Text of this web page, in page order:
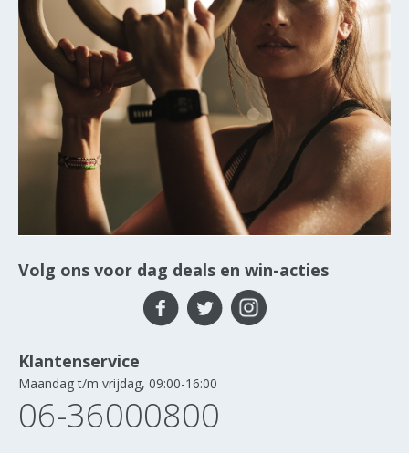
Volg ons voor dag deals en win-acties
Klantenservice
Maandag t/m vrijdag, 09:00-16:00
06-36000800